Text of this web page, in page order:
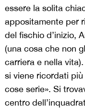
essere la solita
appositamente per
del fischio d’inizio,
(una cosa che non
carriera e nella
si viene ricordati
cose serie». Si
centro